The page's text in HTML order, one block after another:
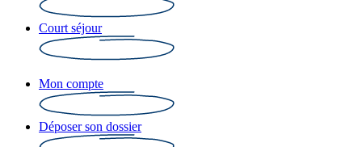
Court séjour
Mon compte
Déposer son dossier